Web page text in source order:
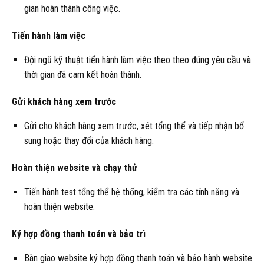
gian hoàn thành công việc.
Tiến hành làm việc
Đội ngũ kỹ thuật tiến hành làm việc theo theo đúng yêu cầu và
thời gian đã cam kết hoàn thành.
Gửi khách hàng xem trước
Gửi cho khách hàng xem trước, xét tổng thể và tiếp nhận bổ
sung hoặc thay đổi của khách hàng.
Hoàn thiện website và chạy thử
Tiến hành test tổng thể hệ thống, kiểm tra các tính năng và
hoàn thiện website.
Ký hợp đồng thanh toán và bảo trì
Bàn giao website ký hợp đồng thanh toán và bảo hành website